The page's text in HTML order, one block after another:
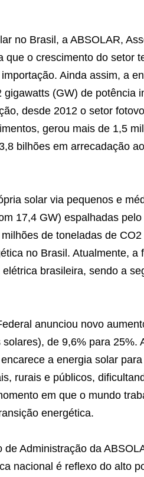
no Brasil, a ABSOLAR,
que o crescimento do setor
Ainda assim, a
(GW) de potência
desde 2012 o setor
gerou mais de 1,5
bilhões em arrecadação
solar via pequenos e
17,4 GW) espalhadas
de toneladas de
no Brasil. Atualmente, a
brasileira, sendo a
anunciou novo
de 9,6% para 25%.
a energia solar
rurais e públicos,
em que o mundo
energética.
Administração da
nacional é reflexo do alto